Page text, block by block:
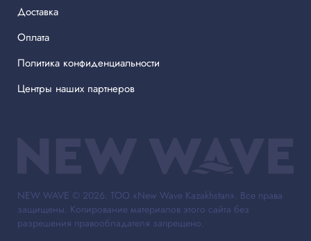
Доставка
Оплата
Политика конфиденциальности
Центры наших партнеров
NEW WAVE © 2026. ТОО «New Wave Kazakhstan». Все права
защищены. Копирование материалов этого сайта без
разрешения правообладателя запрещено.